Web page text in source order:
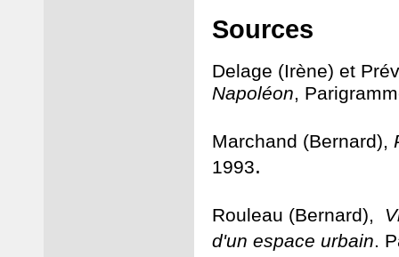
Sources
Delage (Irène) et
Napoléon,
Marchand (Bernard),
1993.
Rouleau (Bernard),
d'un espace urbain.